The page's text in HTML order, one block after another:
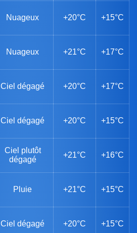
Nuageux +20°C +15°C
Nuageux +21°C +17°C
Ciel dégagé +20°C +17°C
Ciel dégagé +20°C +15°C
Ciel plutôt
dégagé
+21°C +16°C
Pluie +21°C +15°C
Ciel dégagé +20°C +15°C